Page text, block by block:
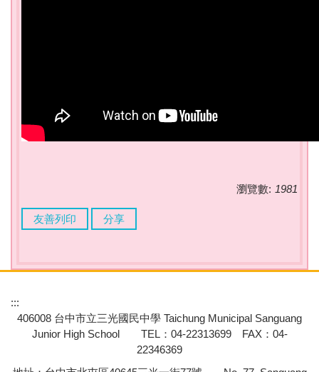
瀏覽數: 1981
友善列印 分享
:::
406008 台中市立三光國民中學 Taichung Municipal Sanguang
Junior High School TEL：04-22313699 FAX：04-
22346369